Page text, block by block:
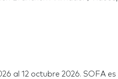
al 12 octubre 2026. SOFA